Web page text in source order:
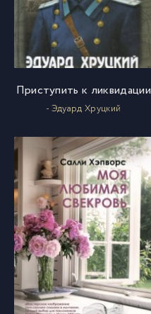
Приступить к ликвидации
- Эдуард Хруцкий